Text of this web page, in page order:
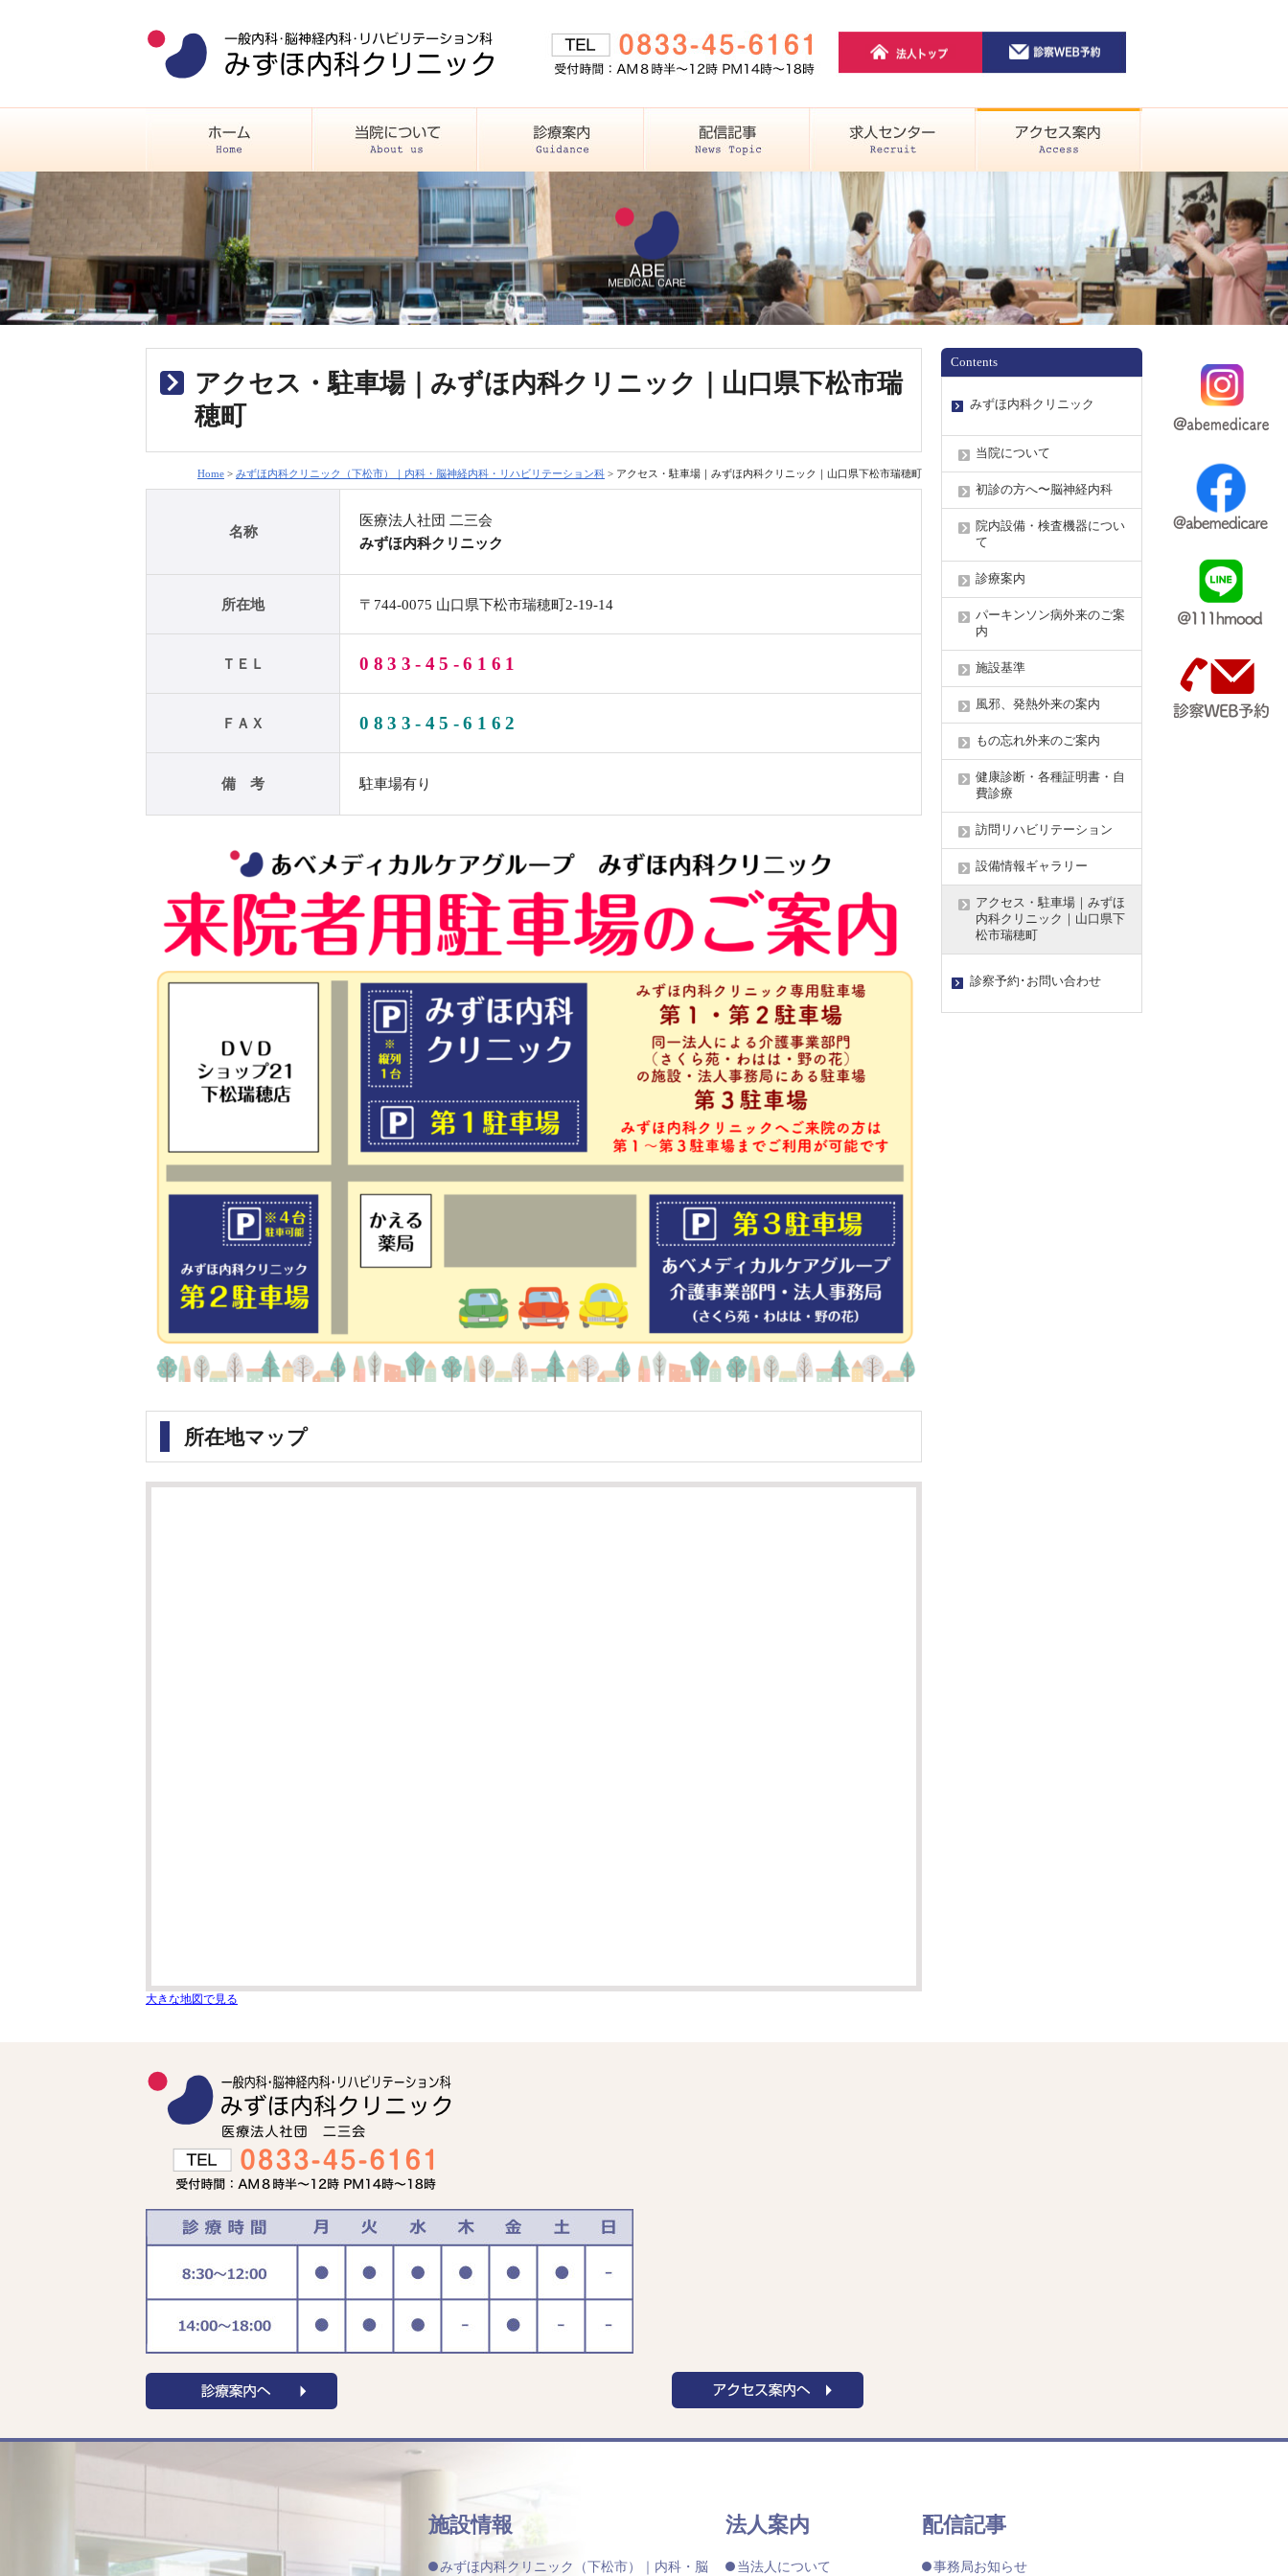
Contents
みずほ内科クリニック
当院について
初診の方へ〜脳神経内科
院内設備・検査機器につい
て
診療案内
パーキンソン病外来のご案
内
施設基準
風邪、発熱外来の案内
もの忘れ外来のご案内
健康診断・各種証明書・自
費診療
訪問リハビリテーション
設備情報ギャラリー
アクセス・駐車場｜みずほ
内科クリニック｜山口県下
松市瑞穂町
診察予約･お問い合わせ
アクセス・駐車場｜みずほ内科クリニック｜山口県下松市瑞
穂町
Home > みずほ内科クリニック（下松市）｜内科・脳神経内科・リハビリテーション科 > アクセス・駐車場｜みずほ内科クリニック｜山口県下松市瑞穂町
名称
医療法人社団 二三会
みずほ内科クリニック
所在地 〒744-0075 山口県下松市瑞穂町2-19-14
ＴＥＬ 0833-45-6161
ＦＡＸ 0833-45-6162
備 考 駐車場有り
所在地マップ
大きな地図で見る
施設情報
みずほ内科クリニック（下松市）｜内科・脳
法人案内
当法人について
配信記事
事務局お知らせ